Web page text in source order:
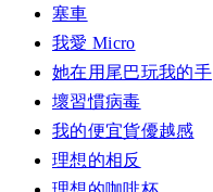
塞車
我愛 Micro
她在用尾巴玩我的手
壞習慣病毒
我的便宜貨優越感
理想的相反